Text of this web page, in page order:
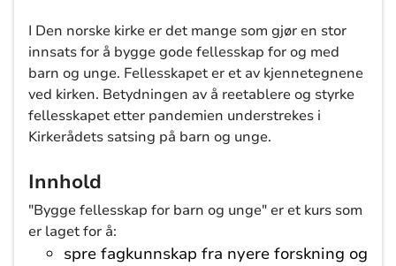
I Den norske kirke er det mange som gjør en stor
innsats for å bygge gode fellesskap for og med
barn og unge. Fellesskapet er et av kjennetegnene
ved kirken. Betydningen av å reetablere og styrke
fellesskapet etter pandemien understrekes i
Kirkerådets satsing på barn og unge.
Innhold
"Bygge fellesskap for barn og unge" er et kurs som
er laget for å:
spre fagkunnskap fra nyere forskning og